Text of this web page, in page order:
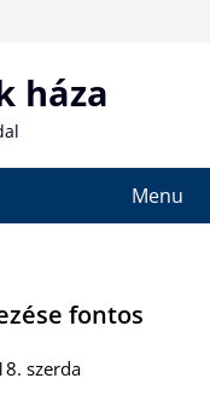
háza
Menu
fontos
szerda